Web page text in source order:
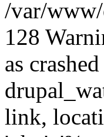
/var/www/
128
as
link,